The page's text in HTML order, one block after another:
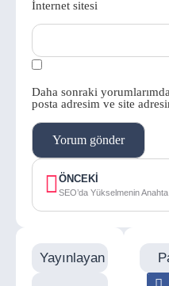
İnternet sitesi
Daha sonraki
posta adresim ve site
ÖNCEKI
Yayınlayan